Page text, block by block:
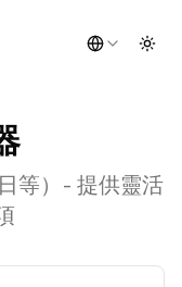
等）- 提供靈活